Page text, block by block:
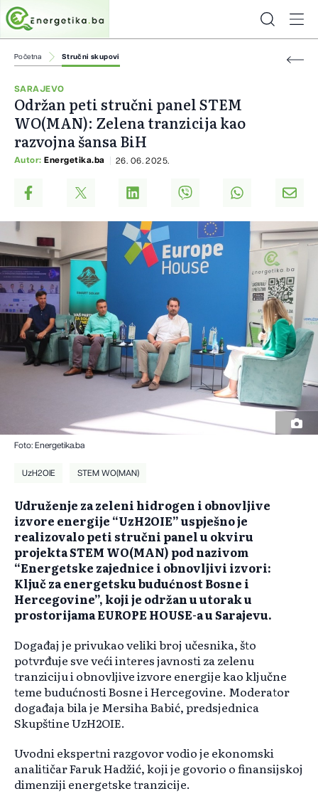
Početna Stručni skupovi
SARAJEVO
Održan peti stručni panel STEM
WO(MAN): Zelena tranzicija kao
razvojna šansa BiH
Autor: Energetika.ba 26. 06. 2025.
Foto: Energetika.ba
UzH2OIE STEM WO(MAN)
Udruženje za zeleni hidrogen i obnovljive
izvore energije “UzH2OIE” uspješno je
realizovalo peti stručni panel u okviru
projekta STEM WO(MAN) pod nazivom
“Energetske zajednice i obnovljivi izvori:
Ključ za energetsku budućnost Bosne i
Hercegovine”, koji je održan u utorak u
prostorijama EUROPE HOUSE-a u Sarajevu.
Događaj je privukao veliki broj učesnika, što
potvrđuje sve veći interes javnosti za zelenu
tranziciju i obnovljive izvore energije kao ključne
teme budućnosti Bosne i Hercegovine. Moderator
događaja bila je Mersiha Babić, predsjednica
Skupštine UzH2OIE.
Uvodni ekspertni razgovor vodio je ekonomski
analitičar Faruk Hadžić, koji je govorio o finansijskoj
dimenziji energetske tranzicije.